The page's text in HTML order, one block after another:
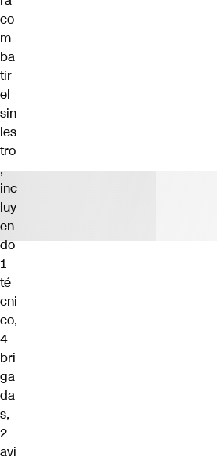
co
m
ba
tir
el
sin
ies
tro
,
inc
luy
en
do
1
té
cni
co,
4
bri
ga
da
s,
2
avi